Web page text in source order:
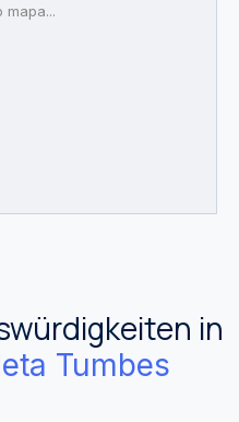
mapa...
in
Tumbes